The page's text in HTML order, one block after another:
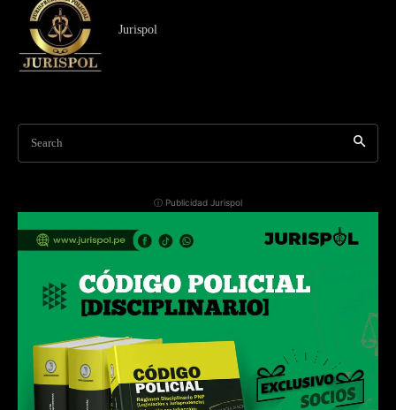
Jurispol
Search
ⓘ Publicidad Jurispol